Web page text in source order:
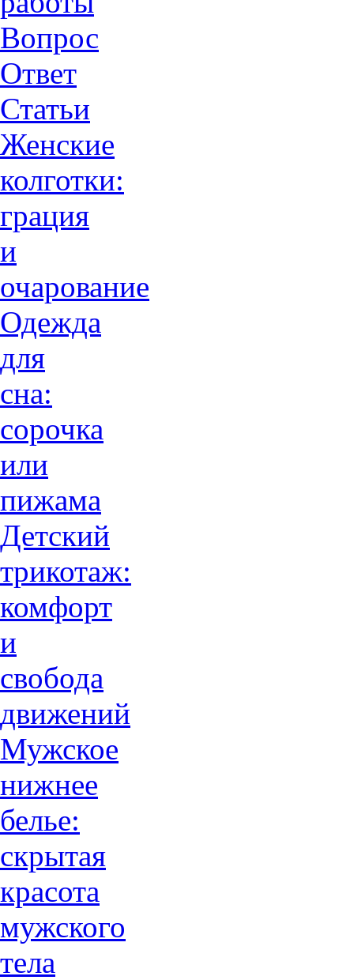
Вопрос
Ответ
Статьи
Женские
колготки:
грация
и
очарованиe
Одежда
для
сна:
сорочка
или
пижама
Детский
трикотаж:
комфорт
и
свобода
движений
Мужское
нижнее
белье:
скрытая
красота
мужского
тела